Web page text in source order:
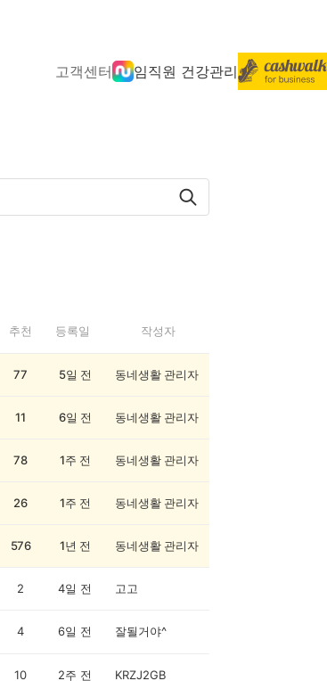
고객센터 임직원 건강관리
추천 등록일 작성자
77 5일 전 동네생활 관리자
11 6일 전 동네생활 관리자
78 1주 전 동네생활 관리자
26 1주 전 동네생활 관리자
576 1년 전 동네생활 관리자
2 4일 전 고고
4 6일 전 잘될거야^
10 2주 전 KRZJ2GB